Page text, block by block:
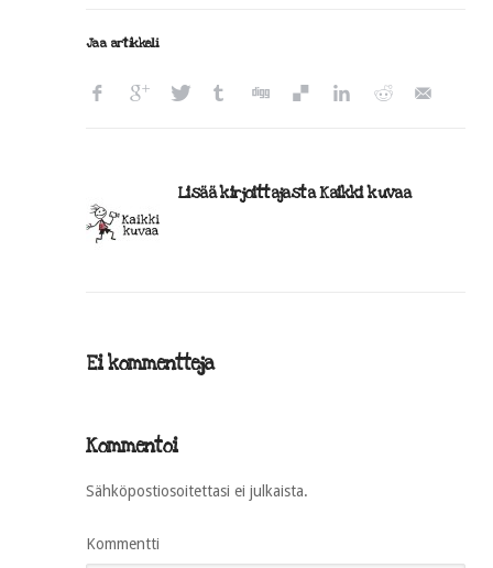
Jaa artikkeli
Lisää kirjoittajasta Kaikki kuvaa
Ei kommentteja
Kommentoi
Sähköpostiosoitettasi ei julkaista.
Kommentti